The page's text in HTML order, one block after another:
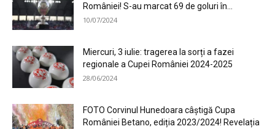
României! S-au marcat 69 de goluri în...
10/07/2024
Miercuri, 3 iulie: tragerea la sorți a fazei
regionale a Cupei României 2024-2025
28/06/2024
FOTO Corvinul Hunedoara câștigă Cupa
României Betano, ediția 2023/2024! Revelația